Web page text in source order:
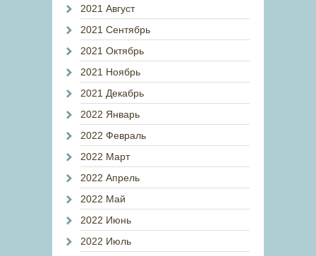
2021 Август
2021 Сентябрь
2021 Октябрь
2021 Ноябрь
2021 Декабрь
2022 Январь
2022 Февраль
2022 Март
2022 Апрель
2022 Май
2022 Июнь
2022 Июль